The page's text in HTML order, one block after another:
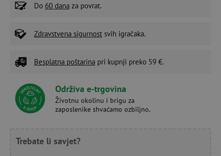
Do 60 dana za povrat.
Zdravstvena sigurnost svih igračaka.
Besplatna poštarina pri kupnji preko 59 €.
Održiva e-trgovina
Životnu okolinu i brigu za
zaposlenike shvaćamo ozbiljno.
Trebate li savjet?